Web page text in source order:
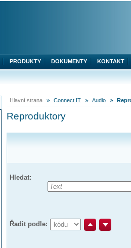
Hlavní strana Connect IT Audio
Reproduktory
Hledat:
Řadit podle:
PRODUKTY DOKUMENTY KONTAKT